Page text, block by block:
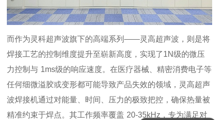
而作为灵科超声波旗下的高端系列 ——灵高超声波，则是将
焊接工艺的控制维度提升至崭新高度，实现了1N级的微压
力控制与 1ms级的响应速度。在医疗器械、 精密消费电子等
任何细微溢胶或变形都可能导致产品失效的领域，灵高超声
波焊接机通过对能量、时间、压力的极致把控，确保热量被
精准约束于焊点。其工作频率覆盖 20-35kHz ，专为满足对